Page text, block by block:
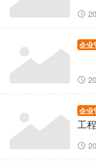

企业

企业
工程
